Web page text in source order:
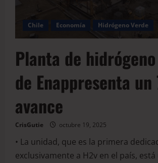
Chile Economía Hidrógeno Verde
Planta de
de Enappresenta
avance
CrisGutie octubre 19, 2025
• La unidad, que es la primera
exclusivamente a H2v en el país,